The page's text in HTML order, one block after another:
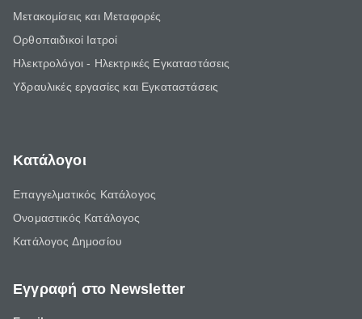
Μετακομίσεις και Μεταφορές
Ορθοπαιδικοί Ιατροί
Ηλεκτρολόγοι - Ηλεκτρικές Εγκαταστάσεις
Υδραυλικές εργασίες και Εγκαταστάσεις
Κατάλογοι
Επαγγελματικός Κατάλογος
Ονομαστικός Κατάλογος
Κατάλογος Δημοσίου
Εγγραφή στο Newsletter